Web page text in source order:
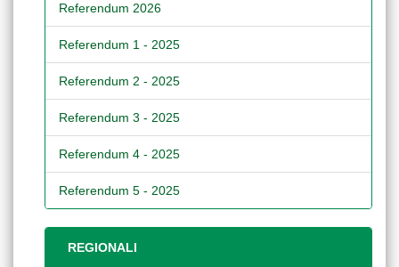
Referendum 2026
Referendum 1 - 2025
Referendum 2 - 2025
Referendum 3 - 2025
Referendum 4 - 2025
Referendum 5 - 2025
REGIONALI